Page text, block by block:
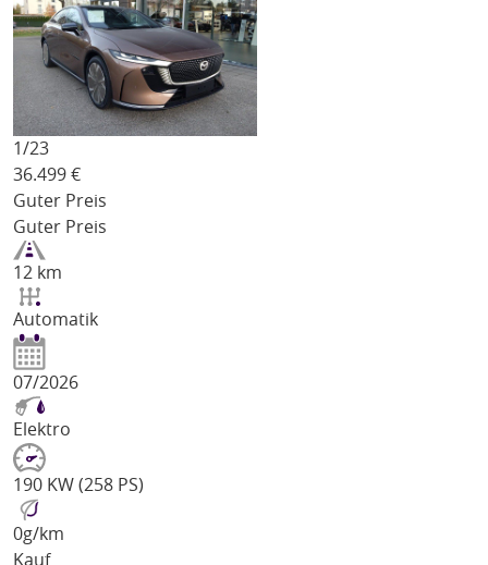
1/23
36.499 €
Guter Preis
Guter Preis
12 km
Automatik
07/2026
Elektro
190 KW (258 PS)
0g/km
Kauf